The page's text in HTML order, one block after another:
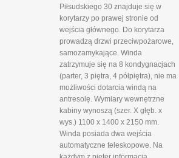
Piłsudskiego 30 znajduje się w
korytarzy po prawej stronie od
wejścia głównego. Do korytarza
prowadzą drzwi przeciwpożarowe,
samozamykające. Winda
zatrzymuje się na 8 kondygnacjach
(parter, 3 piętra, 4 półpiętra), nie ma
możliwości dotarcia windą na
antresolę. Wymiary wewnętrzne
kabiny wynoszą (szer. X głęb. x
wys.) 1100 x 1400 x 2150 mm.
Winda posiada dwa wejścia
automatyczne teleskopowe. Na